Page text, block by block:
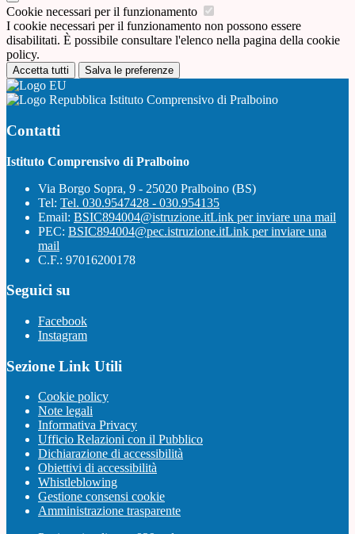
Cookie necessari per il funzionamento
I cookie necessari per il funzionamento non possono essere
disabilitati. È possibile consultare l'elenco nella pagina della cookie
policy.
Accetta tutti Salva le preferenze
Istituto Comprensivo di Pralboino
Contatti
Istituto Comprensivo di Pralboino
Via Borgo Sopra, 9 - 25020 Pralboino (BS)
Tel: Tel. 030.9547428 - 030.954135
Email: BSIC894004@istruzione.itLink per inviare una mail
PEC: BSIC894004@pec.istruzione.itLink per inviare una
mail
C.F.: 97016200178
Seguici su
Facebook
Instagram
Sezione Link Utili
Cookie policy
Note legali
Informativa Privacy
Ufficio Relazioni con il Pubblico
Dichiarazione di accessibilità
Obiettivi di accessibilità
Whistleblowing
Gestione consensi cookie
Amministrazione trasparente